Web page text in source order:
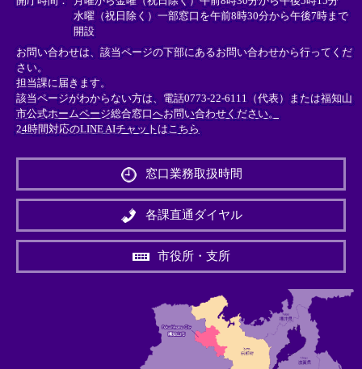
水曜（祝日除く）一部窓口を午前8時30分から午後7時まで
開設
お問い合わせは、該当ページの下部にあるお問い合わせから行ってくだ
さい。
担当課に届きます。
該当ページがわからない方は、電話0773-22-6111（代表）または福知山
市公式ホームページ総合窓口へお問い合わせください。
24時間対応のLINE AIチャットはこちら
外
リ
ン
＞
窓口業務取扱時間
各課直通ダイヤル
市役所・支所